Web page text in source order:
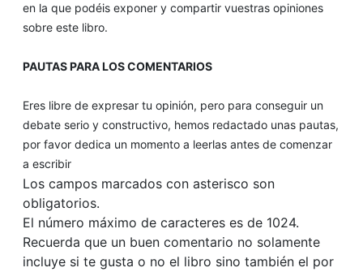
en la que podéis exponer y compartir vuestras opiniones
sobre este libro.
PAUTAS PARA LOS COMENTARIOS
Eres libre de expresar tu opinión, pero para conseguir un
debate serio y constructivo, hemos redactado unas pautas,
por favor dedica un momento a leerlas antes de comenzar
a escribir
Los campos marcados con asterisco son
obligatorios.
El número máximo de caracteres es de 1024.
Recuerda que un buen comentario no solamente
incluye si te gusta o no el libro sino también el por